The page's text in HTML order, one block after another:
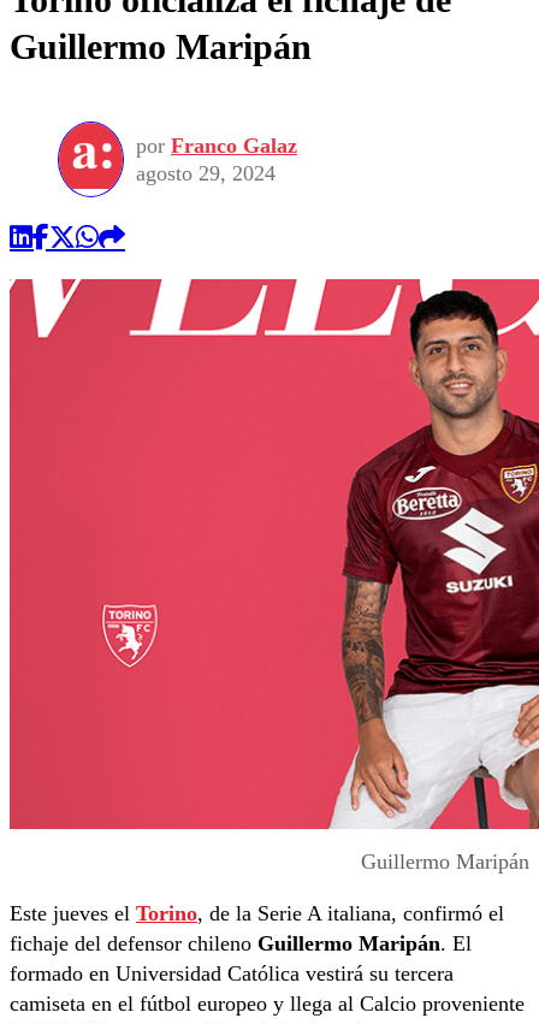
Guillermo Maripán
por Franco Galaz
agosto 29, 2024
Guillermo Maripán
Este jueves el Torino, de la Serie A italiana, confirmó el
fichaje del defensor chileno Guillermo Maripán. El
formado en Universidad Católica vestirá su tercera
camiseta en el fútbol europeo y llega al Calcio proveniente